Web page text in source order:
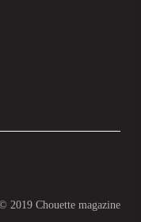
2019 Chouette magazine